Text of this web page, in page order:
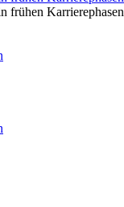
frühen Karrierephasen